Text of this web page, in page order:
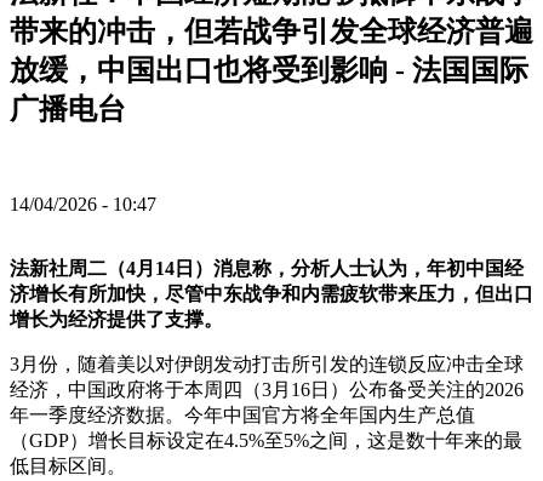
带来的冲击，但若战争引发全球经济普遍
放缓，中国出口也将受到影响 - 法国国际
广播电台
14/04/2026 - 10:47
法新社周二（4月14日）消息称，分析人士认为，年初中国经
济增长有所加快，尽管中东战争和内需疲软带来压力，但出口
增长为经济提供了支撑。
3月份，随着美以对伊朗发动打击所引发的连锁反应冲击全球
经济，中国政府将于本周四（3月16日）公布备受关注的2026
年一季度经济数据。今年中国官方将全年国内生产总值
（GDP）增长目标设定在4.5%至5%之间，这是数十年来的最
低目标区间。